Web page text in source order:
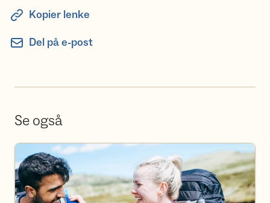
Kopier lenke
Del på e-post
Se også
Bli frivillig